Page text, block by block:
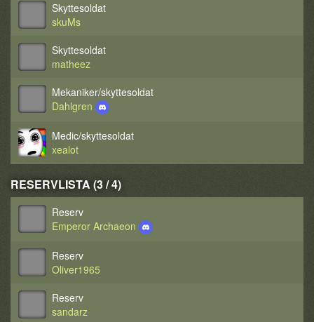
Skyttesoldat
skuMs
Skyttesoldat
matheez
Mekaniker/skyttesoldat
Dahlgren
Medic/skyttesoldat
xealot
RESERVLISTA (3 / 4)
Reserv
Emperor Archaeon
Reserv
Oliver1965
Reserv
sandarz